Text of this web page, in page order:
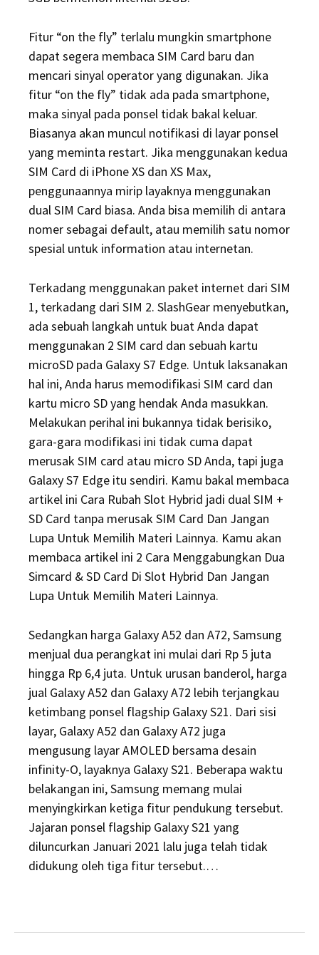
Fitur “on the fly” terlalu mungkin smartphone
dapat segera membaca SIM Card baru dan
mencari sinyal operator yang digunakan. Jika
fitur “on the fly” tidak ada pada smartphone,
maka sinyal pada ponsel tidak bakal keluar.
Biasanya akan muncul notifikasi di layar ponsel
yang meminta restart. Jika menggunakan kedua
SIM Card di iPhone XS dan XS Max,
penggunaannya mirip layaknya menggunakan
dual SIM Card biasa. Anda bisa memilih di antara
nomer sebagai default, atau memilih satu nomor
spesial untuk information atau internetan.
Terkadang menggunakan paket internet dari SIM
1, terkadang dari SIM 2. SlashGear menyebutkan,
ada sebuah langkah untuk buat Anda dapat
menggunakan 2 SIM card dan sebuah kartu
microSD pada Galaxy S7 Edge. Untuk laksanakan
hal ini, Anda harus memodifikasi SIM card dan
kartu micro SD yang hendak Anda masukkan.
Melakukan perihal ini bukannya tidak berisiko,
gara-gara modifikasi ini tidak cuma dapat
merusak SIM card atau micro SD Anda, tapi juga
Galaxy S7 Edge itu sendiri. Kamu bakal membaca
artikel ini Cara Rubah Slot Hybrid jadi dual SIM +
SD Card tanpa merusak SIM Card Dan Jangan
Lupa Untuk Memilih Materi Lainnya. Kamu akan
membaca artikel ini 2 Cara Menggabungkan Dua
Simcard & SD Card Di Slot Hybrid Dan Jangan
Lupa Untuk Memilih Materi Lainnya.
Sedangkan harga Galaxy A52 dan A72, Samsung
menjual dua perangkat ini mulai dari Rp 5 juta
hingga Rp 6,4 juta. Untuk urusan banderol, harga
jual Galaxy A52 dan Galaxy A72 lebih terjangkau
ketimbang ponsel flagship Galaxy S21. Dari sisi
layar, Galaxy A52 dan Galaxy A72 juga
mengusung layar AMOLED bersama desain
infinity-O, layaknya Galaxy S21. Beberapa waktu
belakangan ini, Samsung memang mulai
menyingkirkan ketiga fitur pendukung tersebut.
Jajaran ponsel flagship Galaxy S21 yang
diluncurkan Januari 2021 lalu juga telah tidak
didukung oleh tiga fitur tersebut.…